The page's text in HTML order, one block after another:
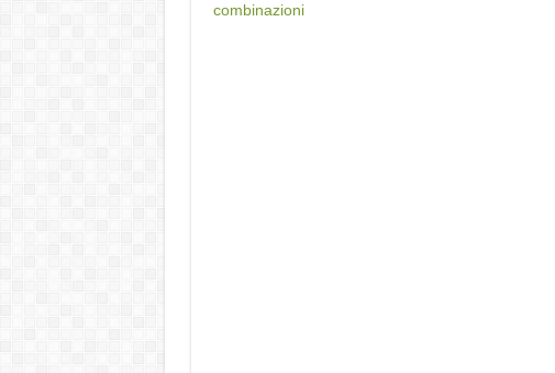
combinazioni